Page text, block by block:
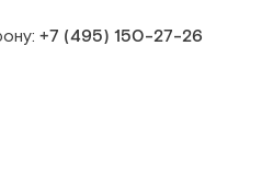
+7 (495) 150‑27‑26